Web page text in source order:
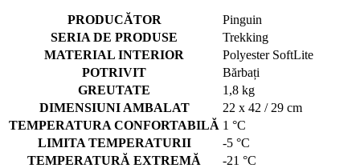
PRODUCĂTOR
Pinguin
SERIA DE PRODUSE
Trekking
MATERIAL INTERIOR
Polyester SoftLite
POTRIVIT
Bărbați
GREUTATE
1,8 kg
DIMENSIUNI AMBALAT
22 x 42 / 29 cm
TEMPERATURA CONFORTABILĂ 1 °C
LIMITA TEMPERATURII
-5 °C
TEMPERATURĂ EXTREMĂ
-21 °C